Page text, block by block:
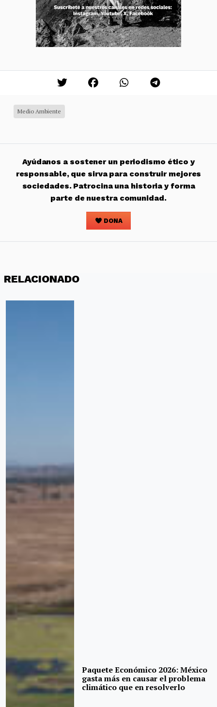
Medio Ambiente
Ayúdanos a sostener un periodismo ético y
responsable, que sirva para construir mejores
sociedades. Patrocina una historia y forma
parte de nuestra comunidad.
DONA
RELACIONADO
Paquete Económico 2026: México
gasta más en causar el problema
climático que en resolverlo